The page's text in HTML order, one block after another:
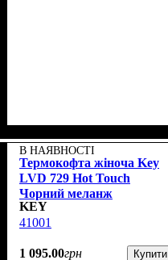
В НАЯВНОСТІ
Термокофта жіноча Key
LVD 729 Hot Touch
Чорний меланж
KEY
41001
1 095.00грн Купити